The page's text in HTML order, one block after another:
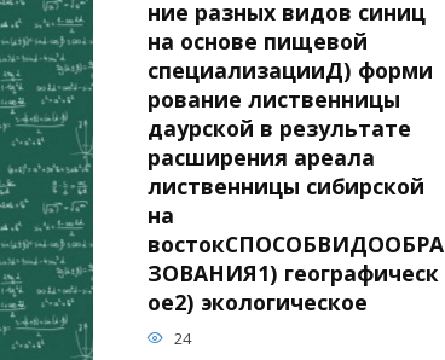
ние разных видов синиц
на основе пищевой
специализацииД) форми
рование лиственницы
даурской в результате
расширения ареала
лиственницы сибирской
на
востокСПОСОБВИДООБРА
ЗОВАНИЯ1) географическ
ое2) экологическое
24